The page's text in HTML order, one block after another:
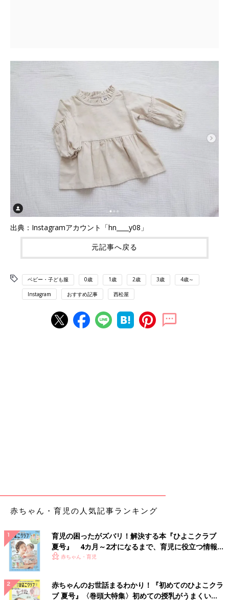
出典：Instagramアカウント「hn____y08」
元記事へ戻る
ベビー・子ども服 0歳 1歳 2歳 3歳 4歳～
Instagram おすすめ記事 西松屋
赤ちゃん・育児の人気記事ランキング
育児の困ったがズバリ！解決する本『ひよこクラブ
夏号』 4カ月～2才になるまで、育児に役立つ情報が
いっぱい！
赤ちゃん・育児
赤ちゃんのお世話まるわかり！『初めてのひよこクラ
ブ 夏号』〈巻頭大特集〉初めての授乳がうまくい